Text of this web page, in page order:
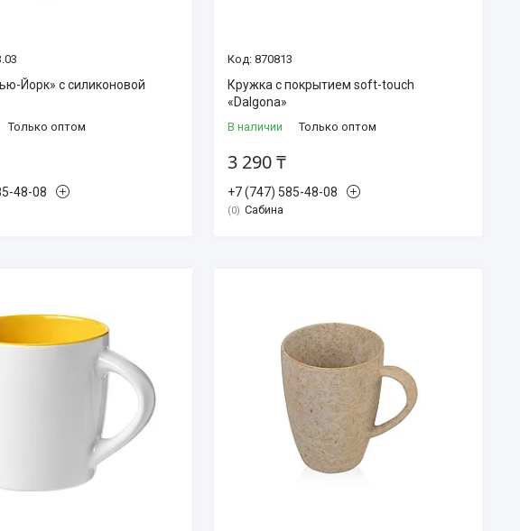
Йорк» с силиконовой
Только оптом
48-08
870813
Кружка с покрытием soft-touch
«Dalgona»
В наличии Только оптом
3 290 ₸
+7 (747) 585-48-08
0 Сабина